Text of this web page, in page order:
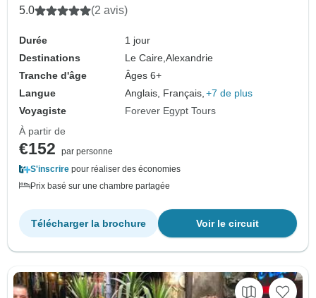
5.0 (2 avis)
Durée
1 jour
Destinations
Le Caire,Alexandrie
Tranche d'âge
Âges 6+
Langue
Anglais, Français, +7 de plus
Voyagiste
Forever Egypt Tours
À partir de
€152
par personne
S'inscrire pour réaliser des économies
Prix basé sur une chambre partagée
Voir le circuit
Télécharger la brochure